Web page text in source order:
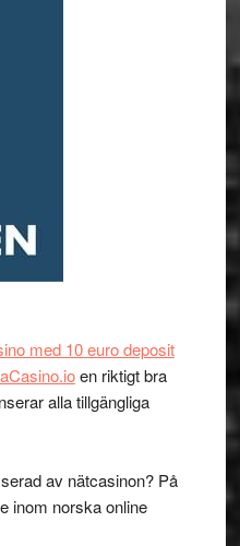
med 10 euro deposit
en riktigt bra
alla tillgängliga
av nätcasinon? På
inom norska online